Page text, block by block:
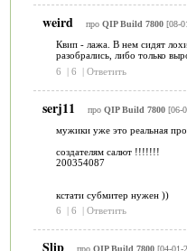
weird про QIP Build 7800[08-
Квип - лажа. В нем сидят
разобрались, либо только
6
| 6 | Ответить
serj11 про QIP Build 7800[06-
мужики уже это реальная
создателям салют !!!!!!!
200354087
кстати субмитер нужен ))
6
| 6 | Ответить
Slip про QIP Build 7800[04-01-